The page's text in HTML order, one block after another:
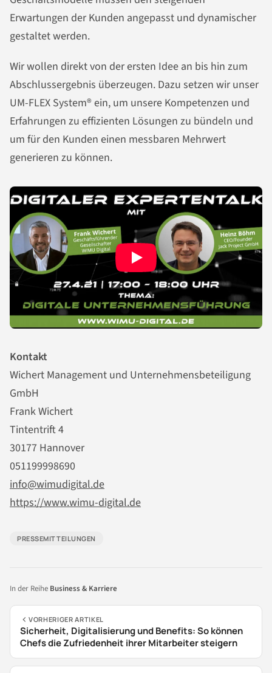
Erwartungen der Kunden angepasst und dynamischer
gestaltet werden.
Wir wollen direkt von der ersten Idee an bis hin zum
Abschlussergebnis überzeugen. Dazu setzen wir unser
UM-FLEX System® ein, um unsere Kompetenzen und
Erfahrungen zu effizienten Lösungen zu bündeln und
um für den Kunden einen messbaren Mehrwert
generieren zu können.
Kontakt
Wichert Management und Unternehmensbeteiligung
GmbH
Frank Wichert
Tintentrift 4
30177 Hannover
051199998690
info@wimudigital.de
https://www.wimu-digital.de
PRESSEMITTEILUNGEN
In der Reihe Business & Karriere
VORHERIGER ARTIKEL
Sicherheit, Digitalisierung und Benefits: So können
Chefs die Zufriedenheit ihrer Mitarbeiter steigern